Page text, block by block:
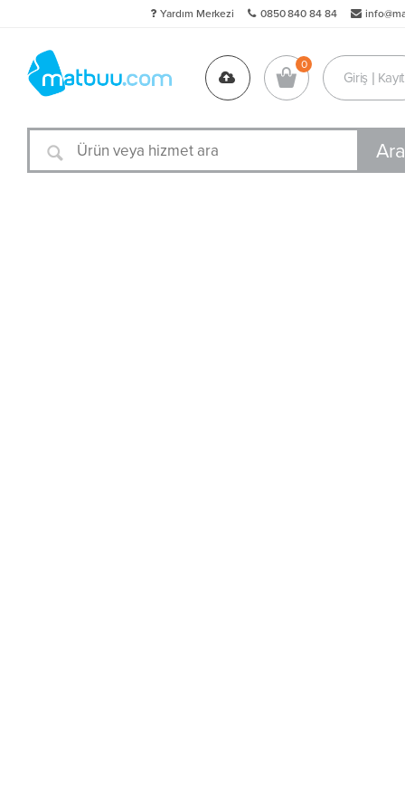
0850 840 84 84
Yardım Merkezi
Giriş | Kayıt